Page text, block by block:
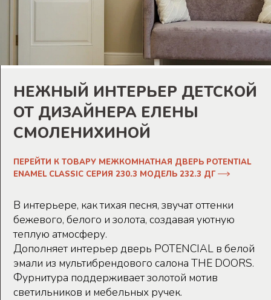
НЕЖНЫЙ ИНТЕРЬЕР ДЕТСКОЙ
ОТ ДИЗАЙНЕРА ЕЛЕНЫ
СМОЛЕНИХИНОЙ
ПЕРЕЙТИ К ТОВАРУ МЕЖКОМНАТНАЯ ДВЕРЬ POTENTIAL
ENAMEL CLASSIC СЕРИЯ 230.3 МОДЕЛЬ 232.3 ДГ
В интерьере, как тихая песня, звучат оттенки
бежевого, белого и золота, создавая уютную
теплую атмосферу.
Дополняет интерьер дверь POTENCIAL в белой
эмали из мультибрендового салона THE DOORS.
Фурнитура поддерживает золотой мотив
светильников и мебельных ручек.